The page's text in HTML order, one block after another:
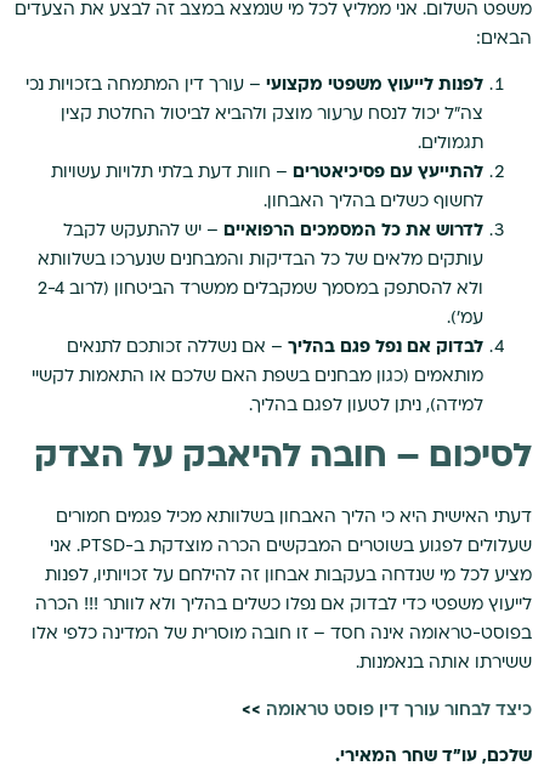
משפט השלום. אני ממליץ לכל מי שנמצא במצב זה לבצע את הצעדים
הבאים:
לפנות לייעוץ משפטי מקצועי – עורך דין המתמחה בזכויות נכי
צה"ל יכול לנסח ערעור מוצק ולהביא לביטול החלטת קצין
תגמולים.
להתייעץ עם פסיכיאטרים – חוות דעת בלתי תלויות עשויות
לחשוף כשלים בהליך האבחון.
לדרוש את כל המסמכים הרפואיים
– יש להתעקש לקבל
עותקים מלאים של כל הבדיקות והמבחנים שנערכו בשלוותא
ולא להסתפק במסמך שמקבלים ממשרד הביטחון (לרוב 2-4
עמ').
לבדוק אם נפל פגם בהליך – אם נשללה זכותכם לתנאים
מותאמים (כגון מבחנים בשפת האם שלכם או התאמות לקשיי
למידה), ניתן לטעון לפגם בהליך.
לסיכום – חובה להיאבק על הצדק
דעתי האישית היא כי הליך האבחון בשלוותא מכיל פגמים חמורים
שעלולים לפגוע בשוטרים המבקשים הכרה מוצדקת ב-PTSD. אני
מציע לכל מי שנדחה בעקבות אבחון זה להילחם על זכויותיו, לפנות
לייעוץ משפטי כדי לבדוק אם נפלו כשלים בהליך ולא לוותר !!! הכרה
בפוסט-טראומה אינה חסד – זו חובה מוסרית של המדינה כלפי אלו
ששירתו אותה בנאמנות.
כיצד לבחור עורך דין פוסט טראומה >>
שלכם, עו"ד שחר המאירי.